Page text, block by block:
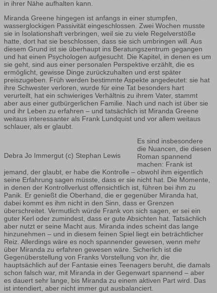
in ihrer Nähe aufhalten kann.
Miranda Greene hingegen ist anfangs in einer stumpfen,
wasserglockigen Passivität eingeschlossen. Zwei Wochen musste
sie in Isolationshaft verbringen, weil sie zu viele Regelverstöße
hatte, dort hat sie beschlossen, dass sie sich umbringen will. Aus
diesem Grund ist sie überhaupt ins Beratungszentrum gegangen
und hat einen Psychologen aufgesucht. Die Kapitel, in denen es um
sie geht, sind aus einer personalen Perspektive erzählt, die es
ermöglicht, gewisse Dinge zurückzuhalten und erst später
preiszugeben. Früh werden bestimmte Aspekte angedeutet: sie hat
ihre Schwester verloren, wurde für eine Tat besonders hart
verurteilt, hat ein schwieriges Verhältnis zu ihrem Vater, stammt
aber aus einer gutbürgerlichen Familie. Nach und nach ist über sie
und ihr Leben zu erfahren – und tatsächlich ist Miranda Greene
weitaus interessanter als Frank Lundquist und vor allem weitaus
schlauer, als er glaubt.
Debra Jo Immergut (c) Stephan Lewis
Es sind insbesondere
die Nuancen, die diesen
Roman spannend
machen: Frank ist
jemand, der glaubt, er habe die Kontrolle – obwohl ihm eigentlich
seine Erfahrung sagen müsste, dass er sie nicht hat. Die Momente,
in denen der Kontrollverlust offensichtlich ist, führen bei ihm zu
Panik. Er genießt die Oberhand, die er gegenüber Miranda hat,
dabei kommt es ihm nicht in den Sinn, dass er Grenzen
überschreitet. Vermutlich würde Frank von sich sagen, er sei ein
guter Kerl oder zumindest, dass er gute Absichten hat. Tatsächlich
aber nutzt er seine Macht aus. Miranda indes scheint das lange
hinzunehmen – und in diesem feinen Spiel liegt ein beträchtlicher
Reiz. Allerdings wäre es noch spannender gewesen, wenn mehr
über Miranda zu erfahren gewesen wäre. Sicherlich ist die
Gegenüberstellung von Franks Vorstellung von ihr, die
hauptsächlich auf der Fantasie eines Teenagers beruht, die damals
schon falsch war, mit Miranda in der Gegenwart spannend – aber
es dauert sehr lange, bis Miranda zu einem aktiven Part wird. Das
ist intendiert, aber nicht immer gut ausbalanciert.